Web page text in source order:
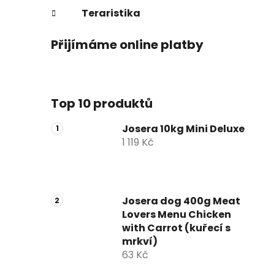
Teraristika
Přijímáme online platby
Top 10 produktů
Josera 10kg Mini Deluxe
1 119 Kč
Josera dog 400g Meat
Lovers Menu Chicken
with Carrot (kuřecí s
mrkví)
63 Kč